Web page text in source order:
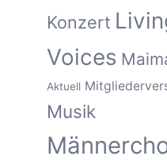
Konzert
Voices
Aktuell
Musik